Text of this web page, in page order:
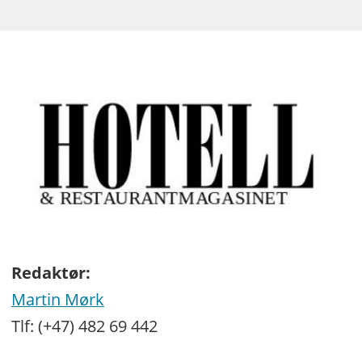
Redaktør:
Martin Mørk
Tlf: (+47) 482 69 442